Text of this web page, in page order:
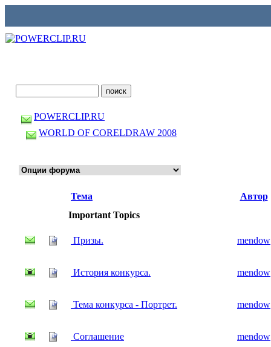
POWERCLIP.RU
WORLD OF CORELDRAW 2008
Тема
Автор
Important Topics
Призы. mendow
История конкурса. mendow
Тема конкурса - Портрет. mendow
Соглашение mendow